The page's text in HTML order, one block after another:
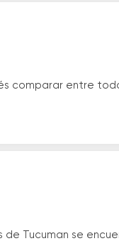
comparar entre
Tucuman se